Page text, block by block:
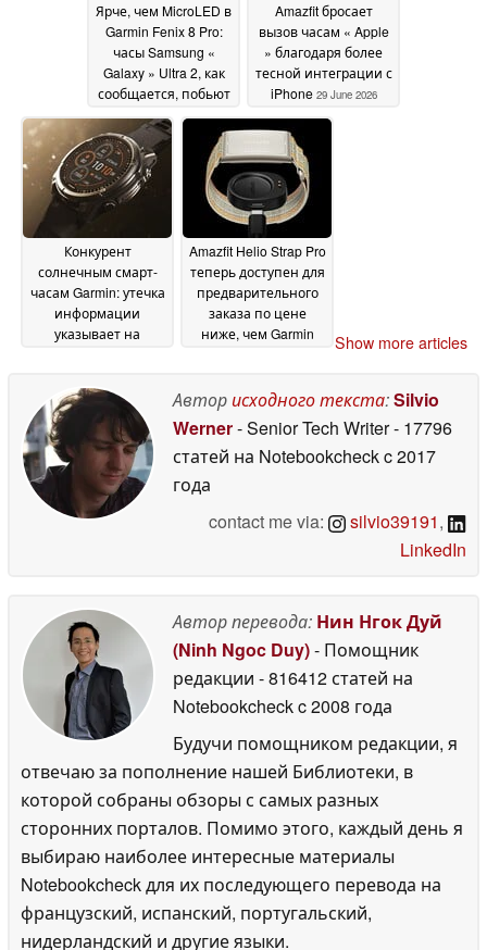
Ярче, чем MicroLED в
Garmin Fenix 8 Pro:
часы Samsung «
Galaxy » Ultra 2, как
сообщается, побьют
29 June 2026
Amazfit бросает
вызов часам « Apple
» благодаря более
тесной интеграции с
iPhone 29 June 2026
Конкурент
солнечным смарт-
часам Garmin: утечка
информации
указывает на
Amazfit22 June 2026
Amazfit Helio Strap Pro
теперь доступен для
предварительного
заказа по цене
ниже, чем Garmin
Show more articles
Авторисходного текста:Silvio
Werner- Senior Tech Writer- 17796
статей на Notebookcheckc 2017
года
contact me via:
silvio39191,
LinkedIn
Автор перевода: Нин Нгок Дуй
(Ninh Ngoc Duy)- Помощник
редакции - 816412 статей на
Notebookcheckc 2008 года
Будучи помощником редакции, я
отвечаю за пополнение нашей Библиотеки, в
которой собраны обзоры с самых разных
сторонних порталов. Помимо этого, каждый день я
выбираю наиболее интересные материалы
Notebookcheck для их последующего перевода на
французский, испанский, португальский,
нидерландский и другие языки.